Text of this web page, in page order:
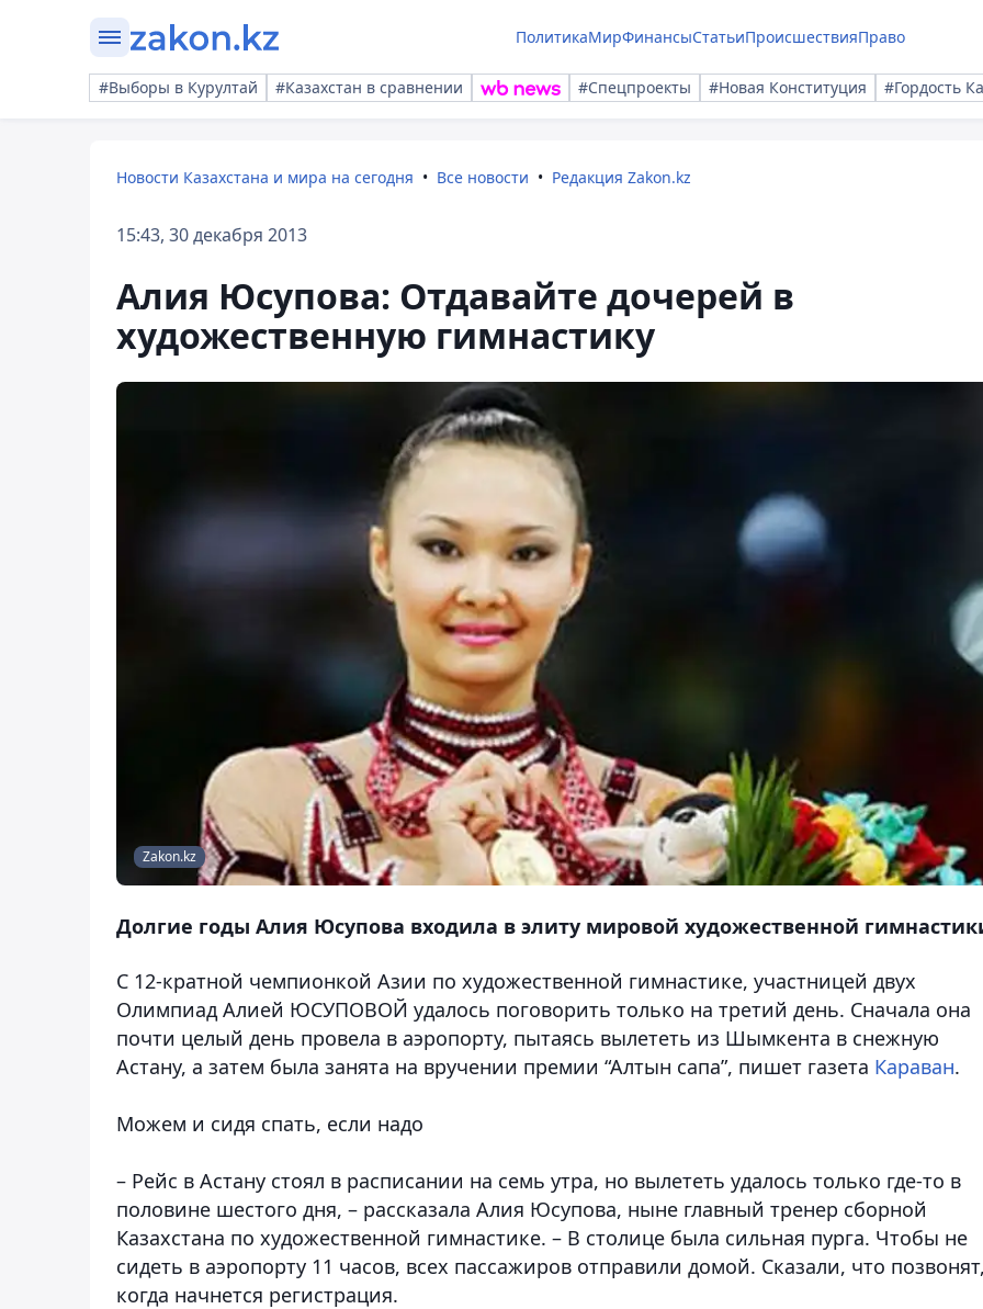
ПолитикаМирФинансыСтатьиПроисшествияПраво
#Выборы в Курултай #Казахстан в сравнении #Спецпроекты #Новая Конституция #Гордость
Новости Казахстана и мира на сегодня Все новости Редакция Zakon.kz
15:43, 30 декабря 2013
Алия Юсупова: Отдавайте дочерей в
художественную гимнастику
Zakon.kz
Долгие годы Алия Юсупова входила в элиту мировой художественной
С 12-кратной чемпионкой Азии по художественной гимнастике, участницей двух
Олимпиад Алией ЮСУПОВОЙ удалось поговорить только на третий день. Сначала она
почти целый день провела в аэропорту, пытаясь вылететь из Шымкента в снежную
Астану, а затем была занята на вручении премии “Алтын сапа”, пишет газета Караван.
Можем и сидя спать, если надо
– Рейс в Астану стоял в расписании на семь утра, но вылететь удалось только где-то в
половине шестого дня, – рассказала Алия Юсупова, ныне главный тренер сборной
Казахстана по художественной гимнастике. – В столице была сильная пурга. Чтобы не
сидеть в аэропорту 11 часов, всех пассажиров отправили домой. Сказали, что
когда начнется регистрация.